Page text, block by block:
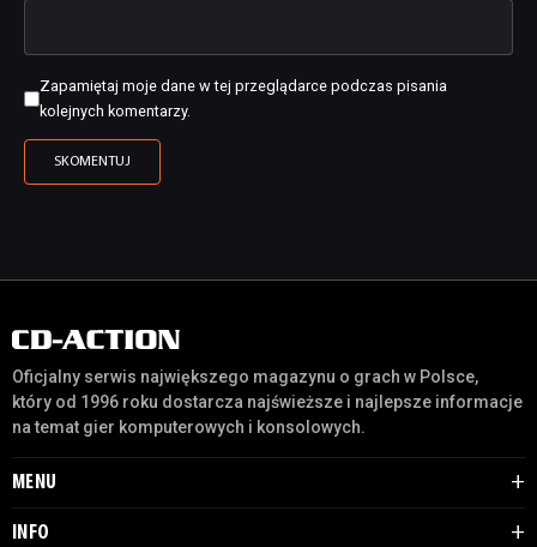
Zapamiętaj moje dane w tej przeglądarce podczas pisania
kolejnych komentarzy.
Oficjalny serwis największego magazynu o grach w Polsce,
który od 1996 roku dostarcza najświeższe i najlepsze informacje
na temat gier komputerowych i konsolowych.
MENU
INFO